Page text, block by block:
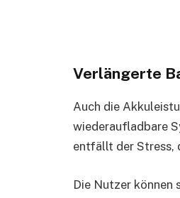
Verlängerte
Auch die
wiederaufladbare
entfällt der Stress,
Die Nutzer können